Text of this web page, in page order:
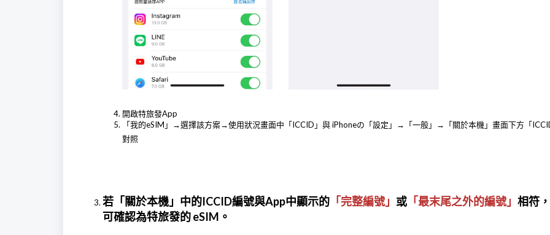
開啟特旅發App
「我的eSIM」→選擇該方案→使用狀況畫面中「ICCID」與 iPhoneの「設定」→「一般」→「關於本機」畫面下方「
對照
若「關於本機」中的ICCID編號與App中顯示的 「完整編號」 或 「最末尾之外的編號」 相符
可確認為特旅發的 eSIM。